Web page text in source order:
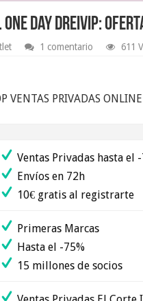
One Day Dreivip:
1 comentario 611
VENTAS PRIVADAS ONLINE
Ventas Privadas hasta el
Envíos en 72h
10€ gratis al registrarte
Primeras Marcas
Hasta el -75%
15 millones de socios